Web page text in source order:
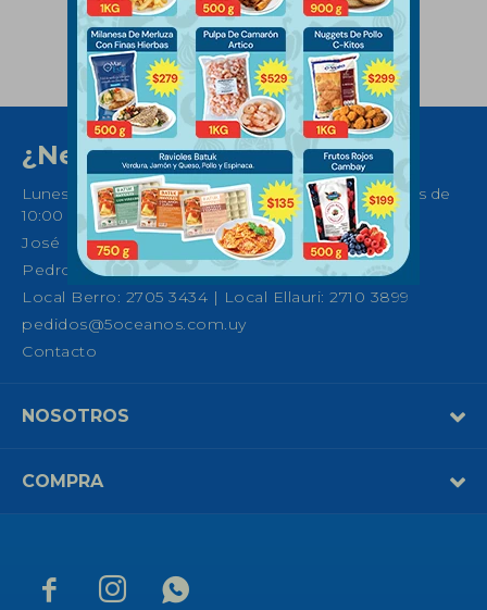
  
¿Necesitas ayuda?
Lunes a Sábados de 08:30 a 21:00 horas y Domingos de
10:00 a 14:00
José Ellauri 558, Montevideo
Pedro Fco. Berro 1039, Montevideo
Local Berro: 2705 3434 | Local Ellauri: 2710 3899
pedidos@5oceanos.com.uy
Contacto
NOSOTROS
COMPRA